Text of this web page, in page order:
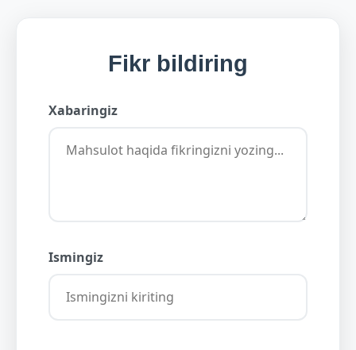
Fikr bildiring
Xabaringiz
Ismingiz